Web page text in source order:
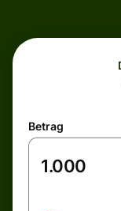
Betrag